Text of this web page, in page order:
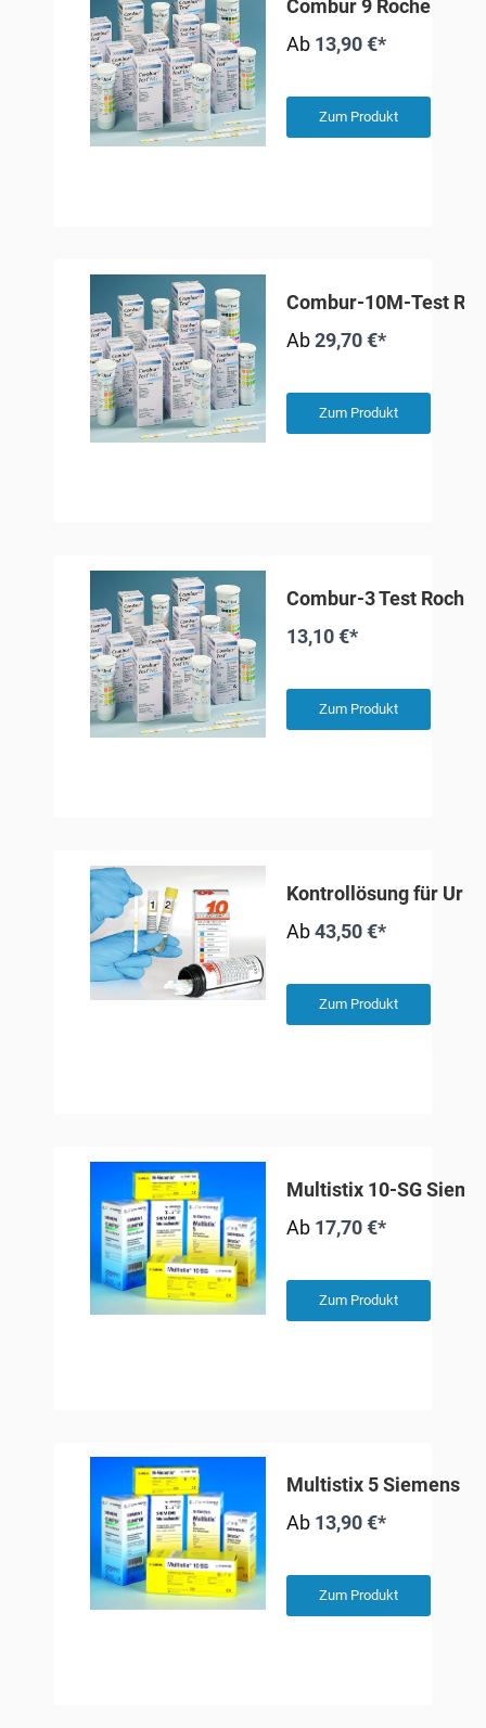
Combur 9 Roche
Ab 13,90 €*
Zum Produkt
Combur-10M-Test
Ab29,70 €*
Zum Produkt
Combur-3 Test Roche
13,10 €*
Zum Produkt
Kontrollösung für
Ab43,50 €*
Zum Produkt
Multistix 10-SG
Ab 17,70 €*
Zum Produkt
Multistix 5 Siemens
Ab 13,90 €*
Zum Produkt